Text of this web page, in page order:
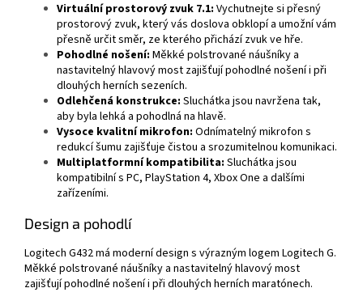
Virtuální prostorový zvuk 7.1: Vychutnejte si přesný
prostorový zvuk, který vás doslova obklopí a umožní vám
přesně určit směr, ze kterého přichází zvuk ve hře.
Pohodlné nošení: Měkké polstrované náušníky a
nastavitelný hlavový most zajišťují pohodlné nošení i při
dlouhých herních sezeních.
Odlehčená konstrukce: Sluchátka jsou navržena tak,
aby byla lehká a pohodlná na hlavě.
Vysoce kvalitní mikrofon: Odnímatelný mikrofon s
redukcí šumu zajišťuje čistou a srozumitelnou komunikaci.
Multiplatformní kompatibilita: Sluchátka jsou
kompatibilní s PC, PlayStation 4, Xbox One a dalšími
zařízeními.
Design a pohodlí
Logitech G432 má moderní design s výrazným logem Logitech G.
Měkké polstrované náušníky a nastavitelný hlavový most
zajišťují pohodlné nošení i při dlouhých herních maratónech.